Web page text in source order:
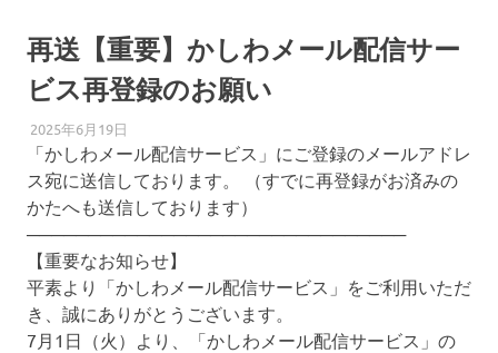
再送【重要】かしわメール配信サー
ビス再登録のお願い
2025年6月19日
「かしわメール配信サービス」にご登録のメールアドレ
ス宛に送信しております。 （すでに再登録がお済みの
かたへも送信しております）
───────────────────────────────
【重要なお知らせ】
平素より「かしわメール配信サービス」をご利用いただ
き、誠にありがとうございます。
7月1日（火）より、「かしわメール配信サービス」の